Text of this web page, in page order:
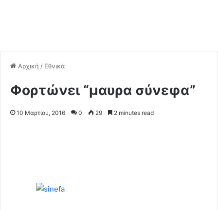
Αρχική / Εθνικά
Φορτώνει “μαυρα σύνεφα”
10 Μαρτίου, 2016 0 29 2 minutes read